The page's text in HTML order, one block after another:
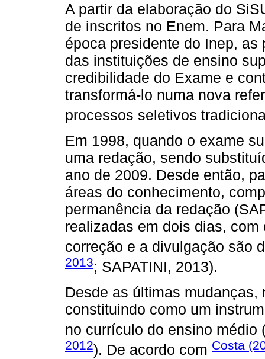
A partir da elaboração do
de inscritos no Enem. Para
época presidente do Inep, as
das instituições de ensino
credibilidade do Exame e
transformá-lo numa nova
processos seletivos
Em 1998, quando o exame
uma redação, sendo
ano de 2009. Desde então,
áreas do conhecimento,
permanência da redação
realizadas em dois dias,
correção e a divulgação são
2013; SAPATINI, 2013).
Desde as últimas
constituindo como um
no currículo do ensino médio
2012). De acordo com Costa